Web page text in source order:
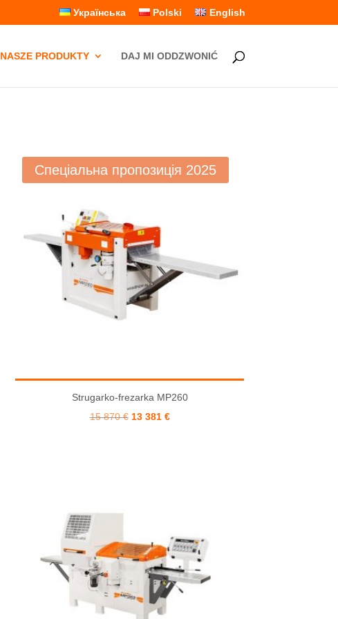
Українська Polski English
NASZE PRODUKTY DAJ MI ODDZWONIĆ
Спеціальна пропозиція 2025
Strugarko-frezarka MP260
15 870€ Pierwotna
13 381 €Aktualna